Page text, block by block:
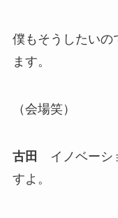
僕もそうしたいの
ます。
（会場笑）
古田
イノベーシ
すよ。